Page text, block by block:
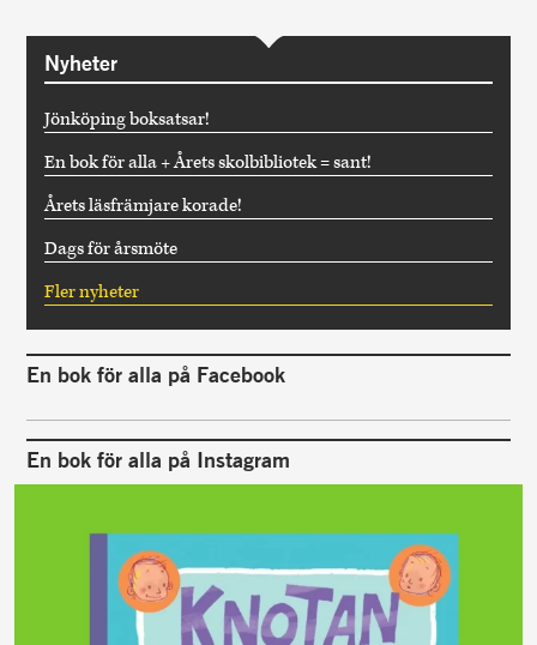
Nyheter
Jönköping boksatsar!
En bok för alla + Årets skolbibliotek = sant!
Årets läsfrämjare korade!
Dags för årsmöte
Fler nyheter
En bok för alla på Facebook
En bok för alla på Instagram